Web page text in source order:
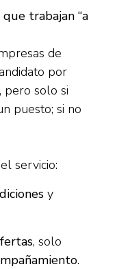
trabajan “a
de
por
pero solo si
puesto; si no
servicio:
y
, solo
.